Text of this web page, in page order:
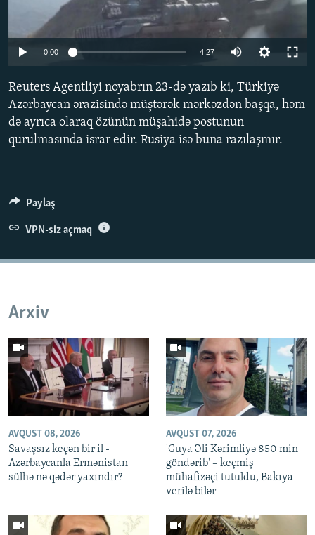
İNFOQRAFIKA
KARIKATURA
AZƏRBAYCAN ƏDƏBIYYATI KITABXANASI
İSLAM VƏ DEMOKRATIYA
İZ - MƏDƏNIYYƏT PROQRAMI
MISSIYAMIZ
PEŞƏ ETIKASI VƏ JURNALISTIKA STANDARTLARIMIZ
MATERIALLARIMIZDAN ISTIFADƏ
AZADLIQRADIOSU MOBIL TELEFONUNUZDA
BIZIMLƏ ƏLAQƏ
XƏBƏR BÜLLETENLƏRIMIZ
BIZI IZLƏ
RFE/RL-in bütün saytları
360p
0:00 4:27
360p
480p
720p
Reuters Agentliyi noyabrın 23-də yazıb ki, Türkiyə
Azərbaycan ərazisində müştərək mərkəzdən başqa, həm
də ayrıca olaraq özünün müşahidə postunun
qurulmasında israr edir. Rusiya isə buna razılaşmır.
Paylaş
VPN-siz açmaq
Arxiv
AVQUST 08, 2026
Savaşsız keçən bir il -
Azərbaycanla Ermənistan
sülhə nə qədər yaxındır?
AVQUST 07, 2026
'Guya Əli Kərimliyə 850 min
göndərib' – keçmiş
mühafizəçi tutuldu, Bakıya
verilə bilər